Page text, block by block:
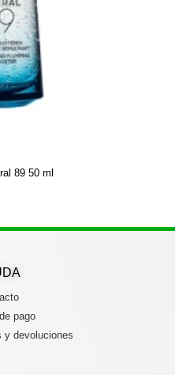
89 50 ml
pago
y devoluciones